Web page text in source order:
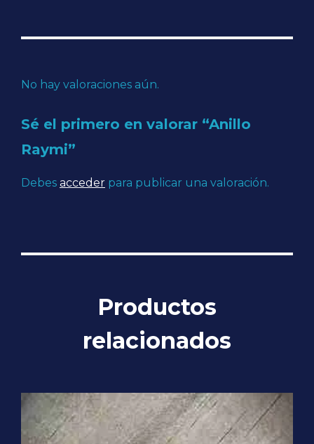
No hay valoraciones aún.
Sé el primero en valorar “Anillo
Raymi”
Debes acceder para publicar una valoración.
Productos
relacionados